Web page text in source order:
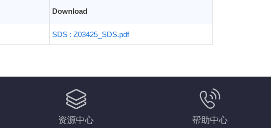
Download
SDS : Z03425_SDS.pdf
资源中心 帮助中心